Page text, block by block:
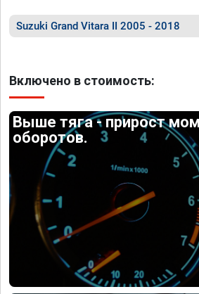
Suzuki Grand Vitara II 2005 - 2018
Включено в стоимость:
Выше тяга - прирост
оборотов.